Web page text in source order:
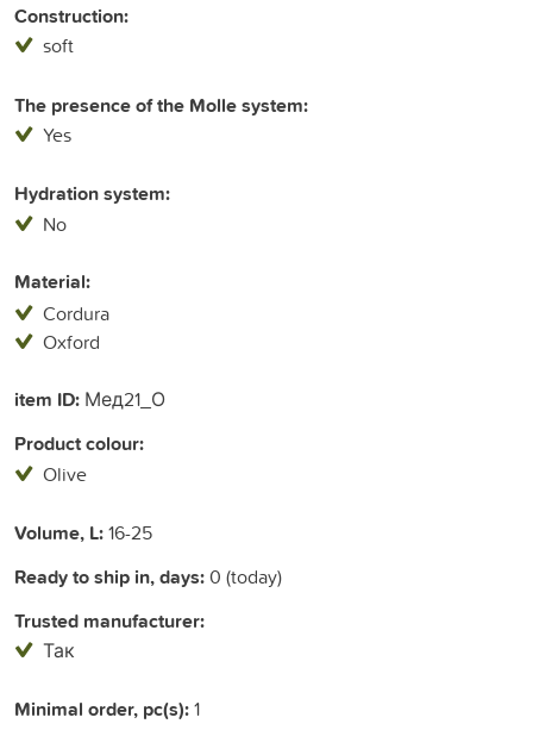
Construction:
soft
The presence of the Molle system:
Yes
Hydration system:
No
Material:
Cordura
Oxford
item ID: Мед21_О
Product colour:
Olive
Volume, L:16-25
Ready to ship in, days:0 (today)
Trusted manufacturer:
Так
Minimal order, pc(s):1